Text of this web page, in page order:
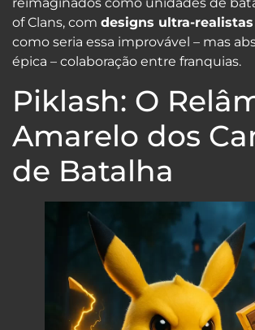
reimaginados como unidades de
of Clans, com designs ultra-realistas
como seria essa improvável – mas
épica – colaboração entre franquias.
Piklash: O
Amarelo dos
de Batalha